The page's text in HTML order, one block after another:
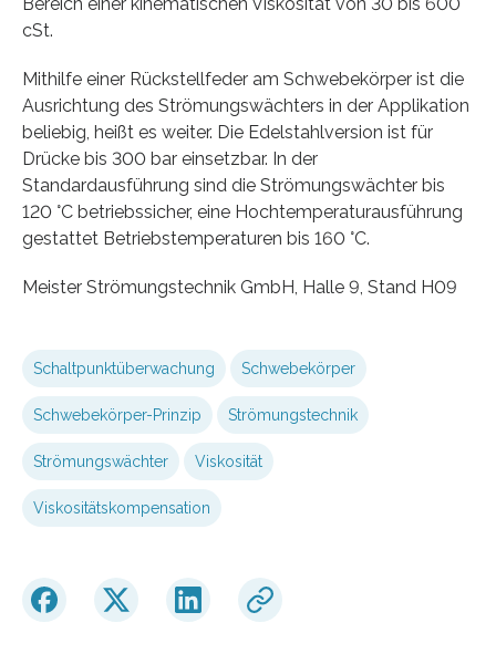
cSt.
Mithilfe einer Rückstellfeder am Schwebekörper ist die
Ausrichtung des Strömungswächters in der Applikation
beliebig, heißt es weiter. Die Edelstahlversion ist für
Drücke bis 300 bar einsetzbar. In der
Standardausführung sind die Strömungswächter bis
120 °C betriebssicher, eine Hochtemperaturausführung
gestattet Betriebstemperaturen bis 160 °C.
Meister Strömungstechnik GmbH, Halle 9, Stand H09
Schaltpunktüberwachung Schwebekörper
Schwebekörper-Prinzip Strömungstechnik
Strömungswächter Viskosität
Viskositätskompensation